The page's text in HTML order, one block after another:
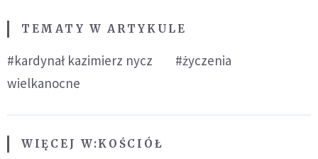
TEMATY W ARTYKULE
#kardynał kazimierz nycz
#życzenia
wielkanocne
WIĘCEJ W:KOŚCIÓŁ